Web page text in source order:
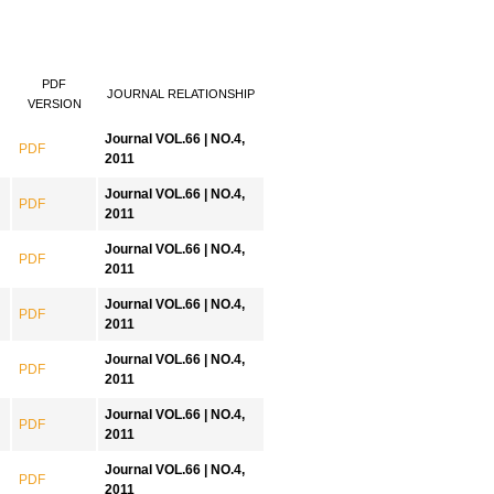
PDF
VERSION
JOURNAL RELATIONSHIP
PDF
Journal VOL.66 | NO.4,
2011
PDF
Journal VOL.66 | NO.4,
2011
PDF
Journal VOL.66 | NO.4,
2011
PDF
Journal VOL.66 | NO.4,
2011
PDF
Journal VOL.66 | NO.4,
2011
PDF
Journal VOL.66 | NO.4,
2011
PDF
Journal VOL.66 | NO.4,
2011